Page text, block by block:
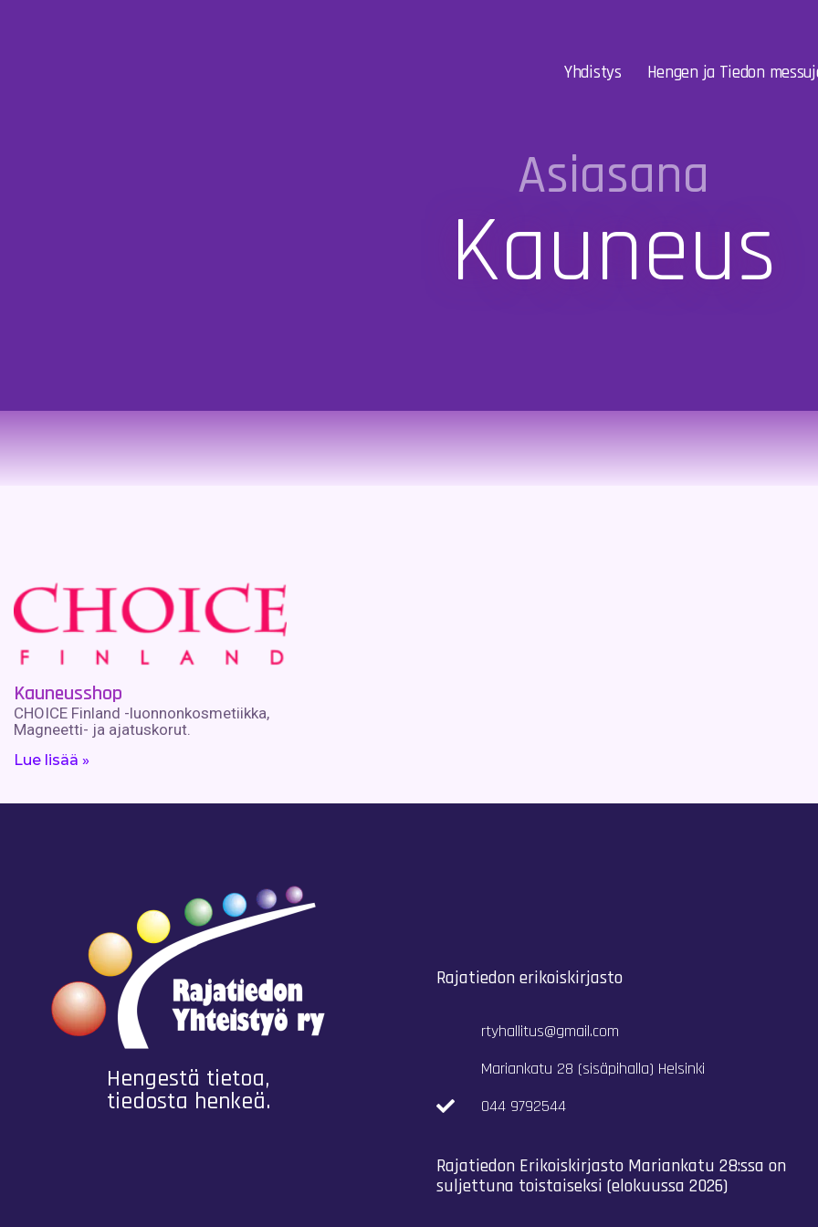
Yhdistys Hengen ja Tiedon
Asiasana
Kauneus
Kauneusshop
CHOICE Finland -luonnonkosmetiikka,
Magneetti- ja ajatuskorut.
Lue lisää »
Hengestä tietoa,
tiedosta henkeä.
Rajatiedon erikoiskirjasto
rtyhallitus@gmail.com
Mariankatu 28 (sisäpihalla) Helsinki
044 9792544
Rajatiedon Erikoiskirjasto Mariankatu 28:ssa on
suljettuna toistaiseksi (elokuussa 2026)